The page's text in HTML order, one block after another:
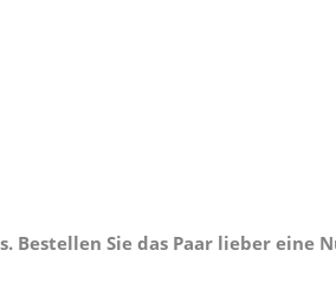
Sie das Paar lieber eine